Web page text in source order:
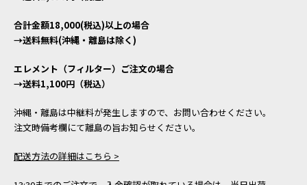
合計金額18,000(税込)以上の場合
→送料無料(沖縄・離島は除く)
エレメント（フィルター）ご注文の場合
→送料1,100円（税込）
沖縄・離島は中継料が発生しますので、お問い合わせください。
注文時備考欄にて離島の旨お知らせください。
配送方法の詳細はこちら >